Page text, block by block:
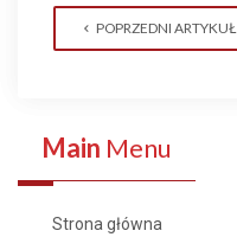
POPRZEDNI ARTYKUŁ
Main Menu
Strona główna